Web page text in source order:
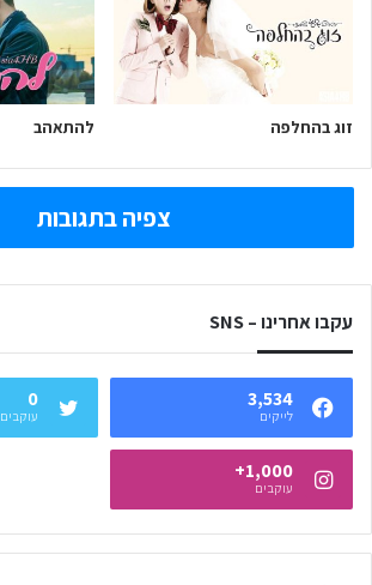
זוג בהחלפה להתאהב
צפיה בתגובות
עקבו אחרינו – SNS
3,534
לייקים
0
עוקבים
1,000+
עוקבים